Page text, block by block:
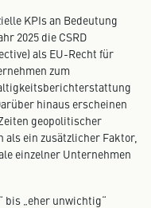
KPIs an Bedeutung
2025 die CSRD
als EU-Recht für
zum
hinaus erscheinen
geopolitischer
als ein zusätzlicher Faktor,
einzelner Unternehmen
bis „eher unwichtig“